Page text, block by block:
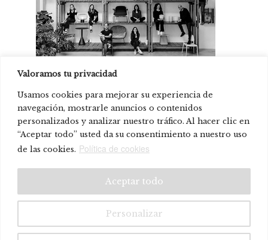
Valoramos tu privacidad
Usamos cookies para mejorar su experiencia de
navegación, mostrarle anuncios o contenidos
personalizados y analizar nuestro tráfico. Al hacer clic en
“Aceptar todo” usted da su consentimiento a nuestro uso
de las cookies. Política de cookies
Personalizar
Aceptar todo
Lagranja Design
Producto presente en:
Onix Fira Barcelona